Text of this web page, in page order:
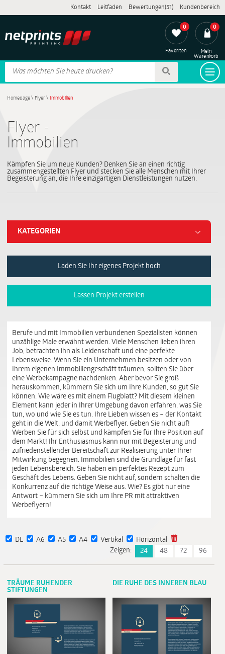
Kontakt Leitfaden Bewertungen(51) Kundenbereich
0
Favoriten
0
Mein
Warenkorb
Homepage\ Flyer\ Immobilien
Flyer -
Immobilien
Kämpfen Sie um neue Kunden? Denken Sie an einen richtig
zusammengestellten Flyer und stecken Sie alle Menschen mit Ihrer
Begeisterung an, die Ihre einzigartigen Dienstleistungen nutzen.
KATEGORIEN
Laden Sie Ihr eigenes Projekt hoch
Lassen Projekt erstellen
Berufe und mit Immobilien verbundenen Spezialisten können
unzählige Male erwähnt werden. Viele Menschen lieben ihren
Job, betrachten ihn als Leidenschaft und eine perfekte
Lebensweise. Wenn Sie ein Unternehmen besitzen oder von
Ihrem eigenen Immobiliengeschäft träumen, sollten Sie über
eine Werbekampagne nachdenken. Aber bevor Sie groß
herauskommen, kümmern Sie sich um Ihre Kunden, so gut Sie
können. Wie wäre es mit einem Flugblatt? Mit diesem kleinen
Element kann jeder in Ihrer Umgebung davon erfahren, was Sie
tun, wo und wie Sie es tun. Ihre Lieben wissen es – der Kontakt
geht in die Welt, und damit Werbeflyer. Geben Sie nicht auf!
Werben Sie für sich selbst und kämpfen Sie für Ihre Position auf
dem Markt! Ihr Enthusiasmus kann nur mit Begeisterung und
zufriedenstellender Bereitschaft zur Realisierung unter Ihrer
Mitwirkung begegnen. Immobilien sind die Grundlage für fast
jeden Lebensbereich. Sie haben ein perfektes Rezept zum
Geschäft des Lebens. Geben Sie nicht auf, sondern schalten die
Konkurrenz auf die richtige Weise aus. Wie? Es gibt nur eine
Antwort – kümmern Sie sich um Ihre PR mit attraktiven
Werbeflyern!
DL A6 A5 A4 Vertikal
Horizontal
Zeigen:
24 48 72 96
TRÄUME RUHENDER
STIFTUNGEN
DIE RUHE DES INNEREN BLAU